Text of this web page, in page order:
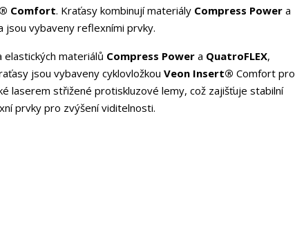
Comfort. Kraťasy kombinují materiály Compress Power a
jsou vybaveny reflexními prvky.
elastických materiálů Compress Power a QuatroFLEX,
jsou vybaveny cyklovložkou Veon Insert® Comfort pro
laserem střižené protiskluzové lemy, což zajišťuje stabilní
prvky pro zvýšení viditelnosti.